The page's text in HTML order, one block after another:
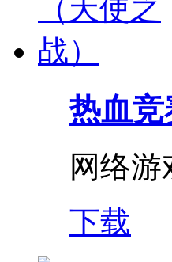
热血
网络游
下载